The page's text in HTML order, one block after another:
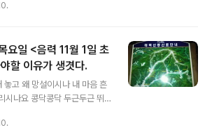
토. [자연산
search.daum.net/search?
국운] search.daum.net/se
[배띄워라] search.da
국운예언] search.daum.n
요일 <음력 11월 1일 초
할 이유가 생겻다.
놓고 왜 망설이시나 내 마음 흔
시나요 콩닥콩닥 두근두근 뛰
게 해요 사랑사랑 사랑 사랑 내